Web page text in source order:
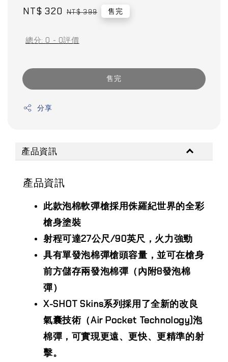
Sale
NT$ 320 Regular
NT$ 399 售完
總分: 0 - 0評價
售完
分享
產品資訊
產品資訊
此款泡棉軟彈槍採用侏羅紀世界的全彩
槍身塗裝
射程可達27公尺/90英尺，火力強勁
具有單發泡棉彈槍頭容量，並可在槍身
前方儲存兩發泡棉彈（內附8發泡棉
彈）
X-SHOT Skins系列採用了全新的改良
氣囊技術（Air Pocket Technology)泡
棉彈，可實現更遠、更快、更精準的射
擊。